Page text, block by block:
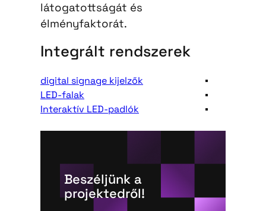
látogatottságát és
élményfaktorát.
Integrált rendszerek
digital signage kijelzők
LED-falak
Interaktív LED-padlók
Beszéljünk a
projektedről!